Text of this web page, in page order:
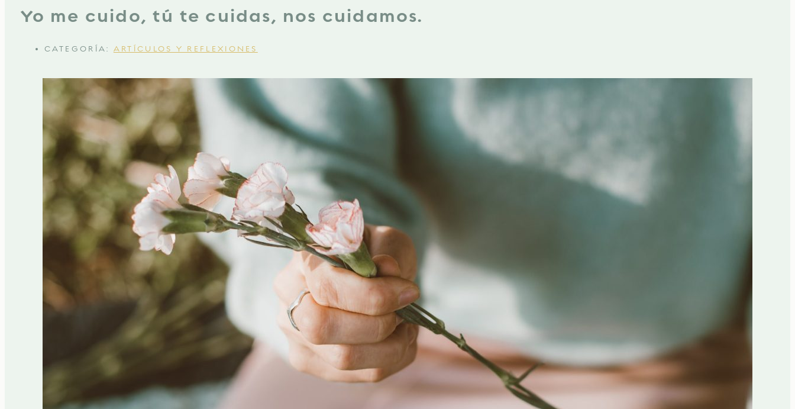
Yo me cuido, tú te cuidas, nos cuidamos.
CATEGORÍA: ARTÍCULOS Y REFLEXIONES